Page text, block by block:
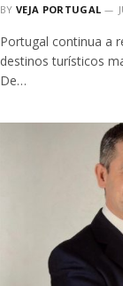
BY VEJA PORTUGAL
Portugal continua a
destinos turísticos
De…